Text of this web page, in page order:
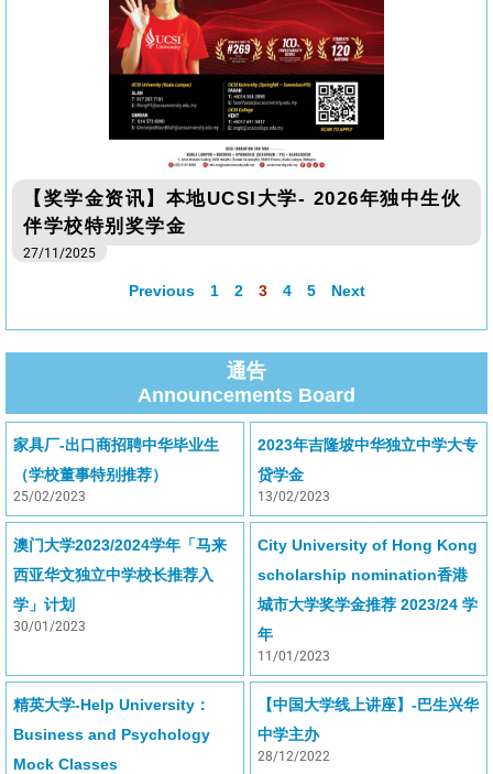
通告
Announcements Board
家具厂-出口商招聘中华毕业生
（学校董事特别推荐）
25/02/2023
2023年吉隆坡中华独立中学大专
贷学金
13/02/2023
澳门大学2023/2024学年「马来
西亚华文独立中学校长推荐入
学」计划
30/01/2023
City University of Hong Kong
scholarship nomination香港
城市大学奖学金推荐 2023/24 学
年
11/01/2023
精英大学-Help University：
Business and Psychology
Mock Classes
【中国大学线上讲座】-巴生兴华
中学主办
28/12/2022
【奖学金资讯】本地UCSI大学- 2026年独中生伙
伴学校特别奖学金
27/11/2025
Previous 1 2 3 4 5 Next